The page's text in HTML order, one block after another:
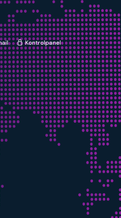
Kontrolpanel